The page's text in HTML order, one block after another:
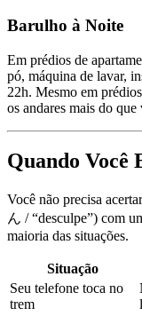
Barulho à Noite
Em prédios de
pó, máquina de lavar,
22h. Mesmo em
os andares mais do que
Quando Você
Você não precisa
ん / “desculpe”) com
maioria das situações.
Situação
Seu telefone toca no
trem